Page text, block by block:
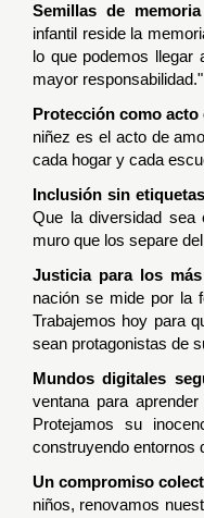
Semillas de
infantil reside la
lo que podemos llegar
mayor responsabilidad."
Protección como acto
niñez es el acto de
cada hogar y cada
Inclusión sin
Que la diversidad sea
muro que los separe
Justicia para los
nación se mide por la
Trabajemos hoy para
sean protagonistas de
Mundos digitales
ventana para
Protejamos su
construyendo entornos
Un compromiso
niños, renovamos